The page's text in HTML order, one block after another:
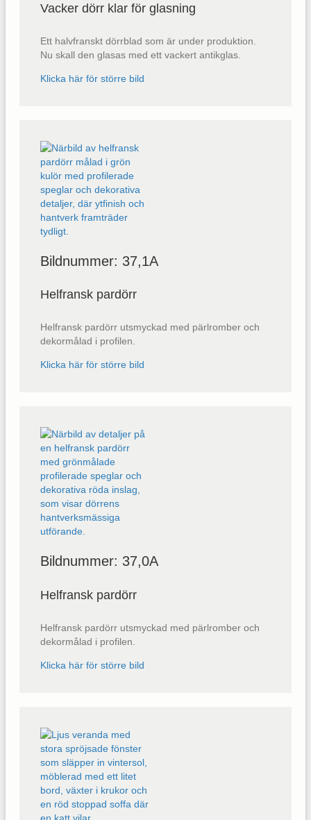
Vacker dörr klar för glasning
Ett halvfranskt dörrblad som är under produktion.
Nu skall den glasas med ett vackert antikglas.
Klicka här för större bild
Bildnummer: 37,1A
Helfransk pardörr
Helfransk pardörr utsmyckad med pärlromber och
dekormålad i profilen.
Klicka här för större bild
Bildnummer: 37,0A
Helfransk pardörr
Helfransk pardörr utsmyckad med pärlromber och
dekormålad i profilen.
Klicka här för större bild